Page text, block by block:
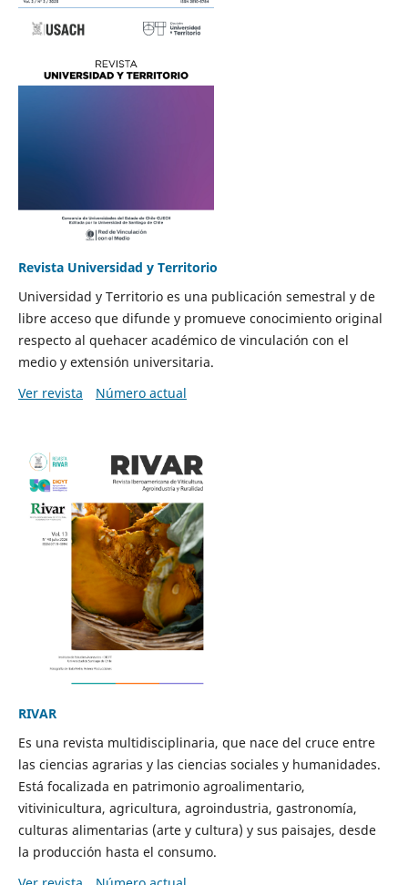
Revista Universidad y Territorio
Universidad y Territorio es una publicación semestral y de
libre acceso que difunde y promueve conocimiento original
respecto al quehacer académico de vinculación con el
medio y extensión universitaria.
Ver revista
Número actual
RIVAR
Es una revista multidisciplinaria, que nace del cruce entre
las ciencias agrarias y las ciencias sociales y humanidades.
Está focalizada en patrimonio agroalimentario,
vitivinicultura, agricultura, agroindustria, gastronomía,
culturas alimentarias (arte y cultura) y sus paisajes, desde
la producción hasta el consumo.